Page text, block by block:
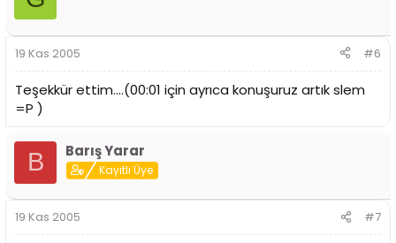
19 Kas 2005 #6
Teşekkür ettim....(00:01 için ayrıca konuşuruz artık slem
=P )
B Barış Yarar
Kayıtlı Üye
19 Kas 2005 #7